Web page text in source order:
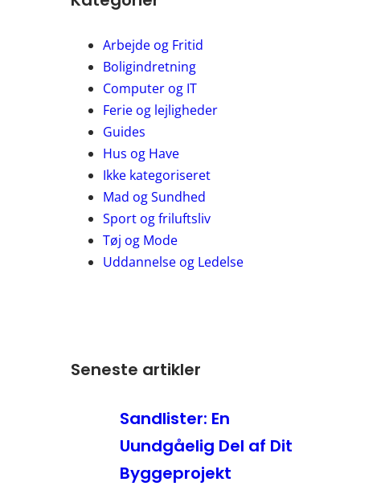
Arbejde og Fritid
Boligindretning
Computer og IT
Ferie og lejligheder
Guides
Hus og Have
Ikke kategoriseret
Mad og Sundhed
Sport og friluftsliv
Tøj og Mode
Uddannelse og Ledelse
Seneste artikler
Sandlister: En
Uundgåelig Del af Dit
Byggeprojekt